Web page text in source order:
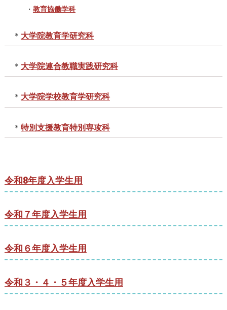
・ 教育協働学科
＊ 大学院教育学研究科
＊ 大学院連合教職実践研究科
＊ 大学院学校教育学研究科
＊ 特別支援教育特別専攻科
令和8年度入学生用
令和７年度入学生用
令和６年度入学生用
令和３・４・５年度入学生用